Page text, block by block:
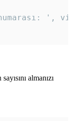
',
almanızı